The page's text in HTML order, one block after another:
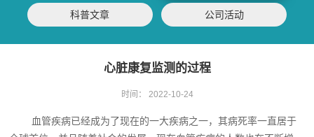
科普文章 公司活动
心脏康复监测的过程
时间： 2022-10-24
血管疾病已经成为了现在的一大疾病之一，其病死率一直居于